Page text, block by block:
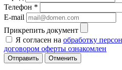
Телефон *
E-mail
Прикрепить документ
Я согласен на обработку
договором оферты ознакомлен
Отменить